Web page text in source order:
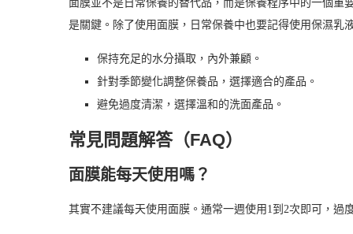
面膜並不是日常保養的替代品，而是保養程序中的一個重
是關鍵。除了使用面膜，日常保養中也要記得使用保濕乳
保持充足的水分攝取，內外兼顧。
針對季節變化調整保養品，選擇適合的產品。
避免過度清潔，選擇溫和的洗面產品。
常見問題解答（FAQ）
面膜能每天使用嗎？
其實不建議每天使用面膜。通常一週使用1到2次即可，過